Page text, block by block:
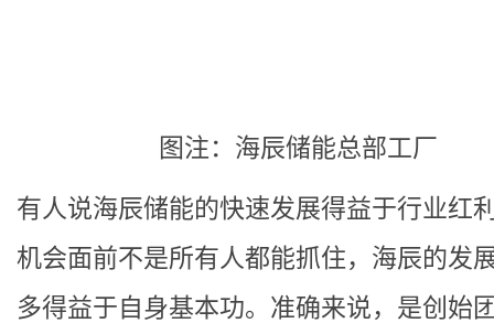
图注：海辰储能总部工厂
有人说海辰储能的快速发展得益于行业红
机会面前不是所有人都能抓住，海辰的发
多得益于自身基本功。准确来说，是创始